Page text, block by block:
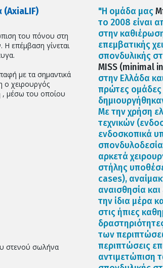
(AxiaLIF)
του πόνου στη
επέμβαση γίνεται
με τα σημαντικά
ο χειρουργός
, μέσω του οποίου
στενού σωλήνα
"Η ομάδα μας
το 2008 είναι
στην
επεμβατικής
σπονδυλικής
MISS (minimal
στην Ελλάδα
πρώτες ομάδες
Με την χρήση
τεχνικών
ενδοσκοπικά
σπονδυλοδεσία
αρκετά
στήλης
cases),
αναισθησία και
την ίδια μέρα
στις ήπιες
των
περιπτώσεις
αντιμετώπιση